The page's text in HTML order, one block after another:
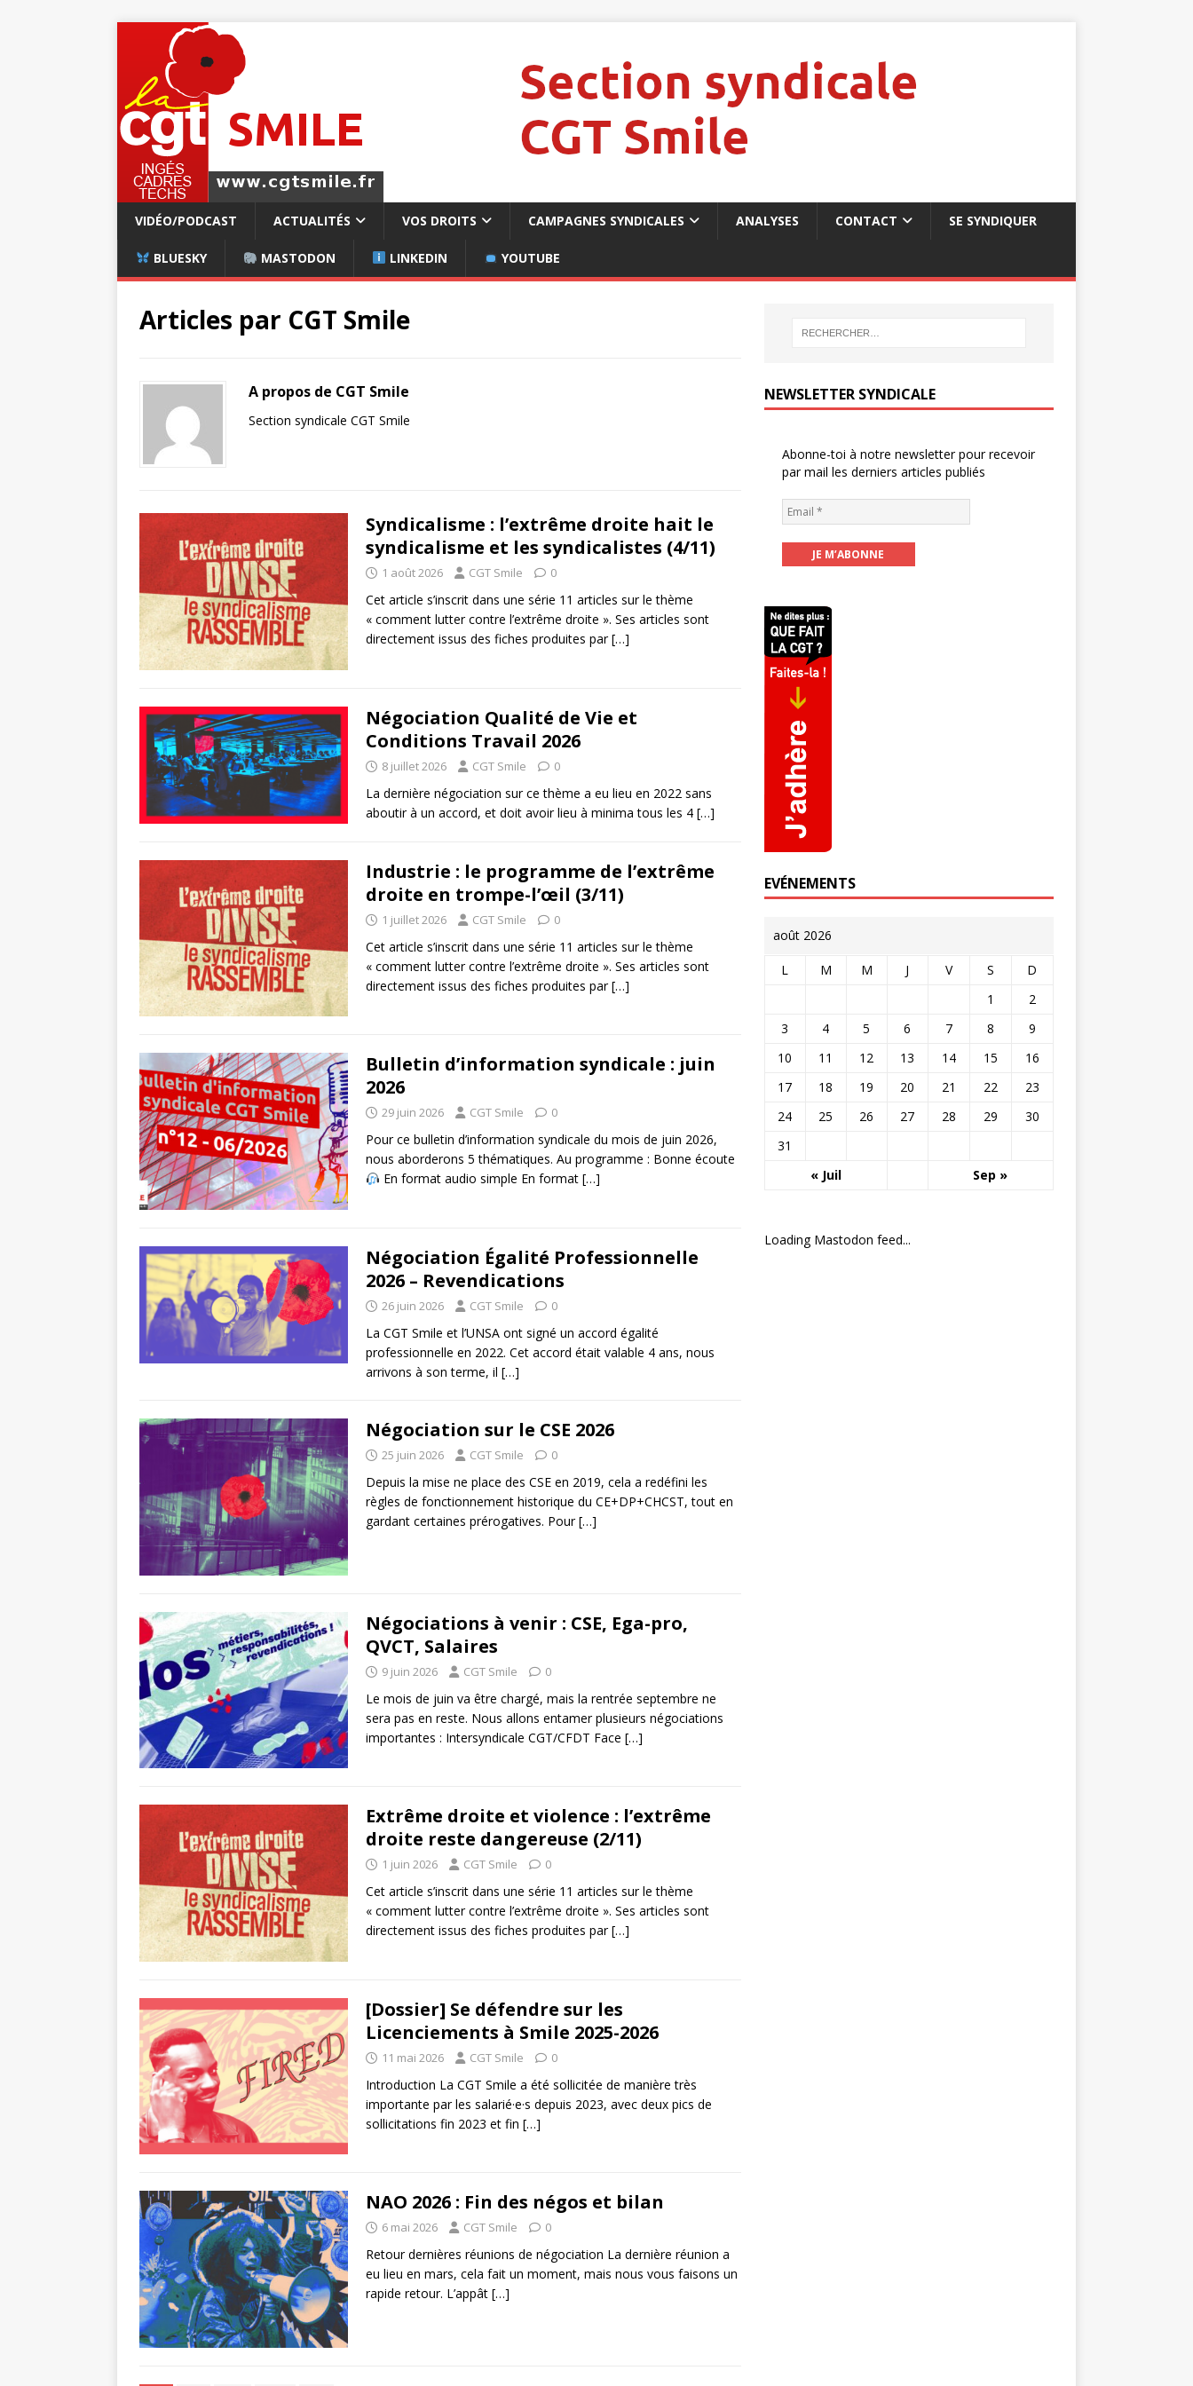
VIDÉO/PODCAST ACTUALITÉS VOS DROITS CAMPAGNES SYNDICALES ANALYSES CONTACT SE SYNDIQUER
BLUESKY MASTODON LINKEDIN YOUTUBE
Articles par CGT Smile
A propos de CGT Smile
Section syndicale CGT Smile
Syndicalisme : l’extrême droite hait le
syndicalisme et les syndicalistes (4/11)
1 août 2026 CGT Smile 0
Cet article s’inscrit dans une série 11 articles sur le thème
« comment lutter contre l’extrême droite ». Ses articles sont
directement issus des fiches produites par[…]
Négociation Qualité de Vie et
Conditions Travail 2026
8 juillet 2026 CGT Smile 0
La dernière négociation sur ce thème a eu lieu en 2022 sans
aboutir à un accord, et doit avoir lieu à minima tous les 4 […]
Industrie : le programme de l’extrême
droite en trompe-l’œil (3/11)
1 juillet 2026 CGT Smile 0
Cet article s’inscrit dans une série 11 articles sur le thème
« comment lutter contre l’extrême droite ». Ses articles sont
directement issus des fiches produites par[…]
Bulletin d’information syndicale : juin
2026
29 juin 2026 CGT Smile 0
Pour ce bulletin d’information syndicale du mois de juin 2026,
nous aborderons 5 thématiques. Au programme : Bonne écoute
En format audio simple En format […]
Négociation Égalité Professionnelle
2026 – Revendications
26 juin 2026 CGT Smile 0
La CGT Smile et l’UNSA ont signé un accord égalité
professionnelle en 2022. Cet accord était valable 4 ans, nous
arrivons à son terme, il […]
Négociation sur le CSE 2026
25 juin 2026 CGT Smile 0
Depuis la mise ne place des CSE en 2019, cela a redéfini les
règles de fonctionnement historique du CE+DP+CHCST, tout en
gardant certaines prérogatives. Pour[…]
Négociations à venir : CSE, Ega-pro,
QVCT, Salaires
9 juin 2026 CGT Smile 0
Le mois de juin va être chargé, mais la rentrée septembre ne
sera pas en reste. Nous allons entamer plusieurs négociations
importantes : Intersyndicale CGT/CFDT Face […]
Extrême droite et violence : l’extrême
droite reste dangereuse (2/11)
1 juin 2026 CGT Smile 0
Cet article s’inscrit dans une série 11 articles sur le thème
« comment lutter contre l’extrême droite ». Ses articles sont
directement issus des fiches produites par[…]
[Dossier] Se défendre sur les
Licenciements à Smile 2025-2026
11 mai 2026 CGT Smile 0
Introduction La CGT Smile a été sollicitée de manière très
importante par les salarié·e·s depuis 2023, avec deux pics de
sollicitations fin 2023 et fin […]
NAO 2026 : Fin des négos et bilan
6 mai 2026 CGT Smile 0
Retour dernières réunions de négociation La dernière réunion a
eu lieu en mars, cela fait un moment, mais nous vous faisons un
rapide retour. L’appât […]
NEWSLETTER SYNDICALE
Abonne-toi à notre newsletter pour recevoir
par mail les derniers articles publiés
EVÉNEMENTS
août 2026
L M M J V S
D
1
2
3
4 5 6 7 8
9
10
11 12 13 14 15
16
17
18 19 20 21 22
23
24
25 26 27 28 29
30
31
« Juil
Sep »
Loading Mastodon feed...